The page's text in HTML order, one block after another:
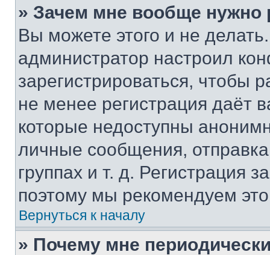
» Зачем мне вообще нужно
Вы можете этого и не
администратор настроил
зарегистрироваться, чтобы
не менее регистрация даёт
которые недоступны
личные сообщения,
группах и т. д. Регистрация
поэтому мы рекомендуем
Вернуться к началу
» Почему мне